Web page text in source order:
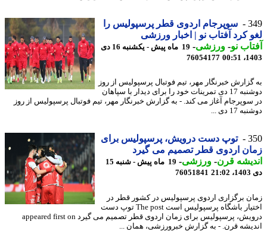
سوپرجام اردوی قطر پرسپولیس را
کرد آفتاب نو | اخبار ورزشی
نو- ورزشی-
19 ماه پیش - یکشنبه 16 دی
76054177
خبرنگار مهر، تیم فوتبال پرسپولیس از روز
دوشنبه 17 دی تمرینات خود را برای دیدار با سپاهان
آغاز می کند. - به گزارش خبرنگار مهر، تیم فوتبال پرسپولیس از روز
17 دی ...
توپ دست درویش، پرسپولیس برای
اردوی قطر تصمیم می گیرد
قرن- ورزشی-
19 ماه پیش - شنبه 15
76051841
برگزاری اردوی پرسپولیس در کشور قطر در
اختیار باشگاه پرسپولیس است The post توپ دست
درویش، پرسپولیس برای زمان اردوی قطر تصمیم می گیرد appeared first on
قرن. - به گزارش خبرورزشی، همان ...